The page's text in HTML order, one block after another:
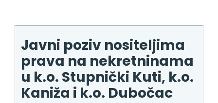
Javni poziv nositeljima
prava na nekretninama
u k.o. Stupnički Kuti, k.o.
Kaniža i k.o. Dubočac